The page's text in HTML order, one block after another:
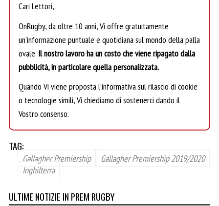
Cari Lettori,
OnRugby, da oltre 10 anni, Vi offre gratuitamente
un’informazione puntuale e quotidiana sul mondo della palla
ovale. Il nostro lavoro ha un costo che viene ripagato dalla
pubblicità, in particolare quella personalizzata.
Quando Vi viene proposta l’informativa sul rilascio di cookie
o tecnologie simili, Vi chiediamo di sostenerci dando il
Vostro consenso.
TAG:
Gallagher Premiership
Gallagher Premiership 2019/2020
Inghilterra
ULTIME NOTIZIE IN PREM RUGBY